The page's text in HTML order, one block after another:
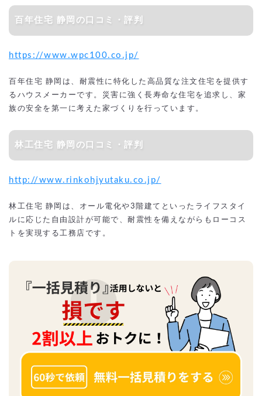
百年住宅 静岡の口コミ・評判
https://www.wpc100.co.jp/
百年住宅 静岡は、耐震性に特化した高品質な注文住宅を提供す
るハウスメーカーです。災害に強く長寿命な住宅を追求し、家
族の安全を第一に考えた家づくりを行っています。
林工住宅 静岡の口コミ・評判
http://www.rinkohjyutaku.co.jp/
林工住宅 静岡は、オール電化や3階建てといったライフスタイ
ルに応じた自由設計が可能で、耐震性を備えながらもローコス
トを実現する工務店です。